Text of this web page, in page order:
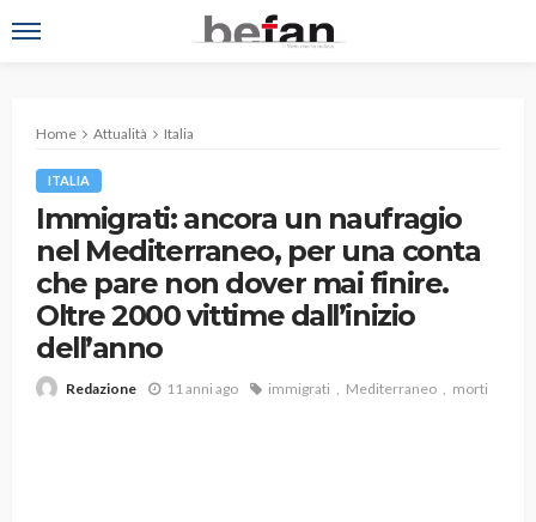
Home Attualità Italia
ITALIA
Immigrati: ancora un naufragio
nel Mediterraneo, per una conta
che pare non dover mai finire.
Oltre 2000 vittime dall’inizio
dell’anno
Redazione 11 anni ago immigrati Mediterraneo morti